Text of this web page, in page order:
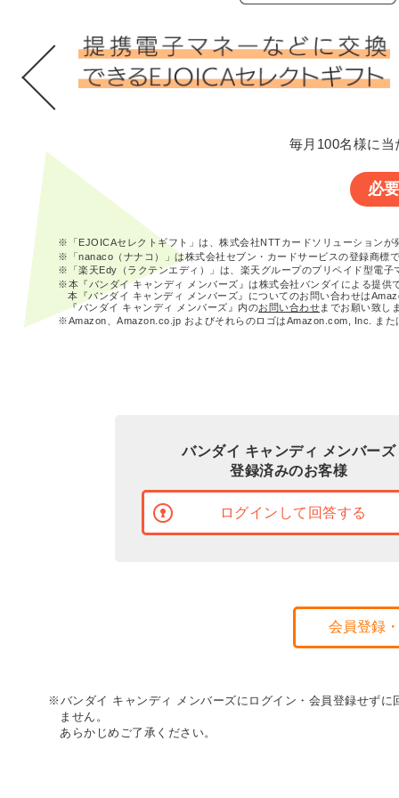
毎月100名様に
必
※「EJOICAセレクトギフト」は、株式会社NTTカードソリューションが
※「nanaco（ナナコ）」は株式会社セブン・カードサービスの登録商標
※「楽天Edy（ラクテンエディ）」は、楽天グループのプリペイド型電子
※本『バンダイ キャンディ メンバーズ』は株式会社バンダイによる提供
本『バンダイ キャンディ メンバーズ』についてのお問い合わせは
『バンダイ キャンディ メンバーズ』内のお問い合わせまでお願い致し
※Amazon、Amazon.co.jp およびそれらのロゴはAmazon.com, Inc. また
バンダイ キャンディ メンバーズ
登録済みのお客様
ログインして回答する
会員登録
※バンダイ キャンディ メンバーズにログイン・会員登録せず
ません。
あらかじめご了承ください。